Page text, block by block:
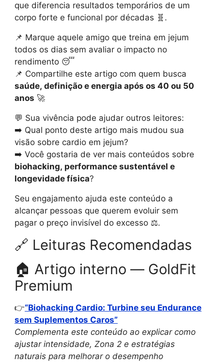
que diferencia resultados temporários de um
corpo forte e funcional por décadas 🧬.
📌 Marque aquele amigo que treina em jejum
todos os dias sem avaliar o impacto no
rendimento 😴
📌 Compartilhe este artigo com quem busca
saúde, definição e energia após os 40 ou 50
anos 🚀
💬 Sua vivência pode ajudar outros leitores:
➡️ Qual ponto deste artigo mais mudou sua
visão sobre cardio em jejum?
➡️ Você gostaria de ver mais conteúdos sobre
biohacking, performance sustentável e
longevidade física?
Seu engajamento ajuda este conteúdo a
alcançar pessoas que querem evoluir sem
pagar o preço invisível do excesso ⚖️.
🔗 Leituras Recomendadas
🏠 Artigo interno — GoldFit
Premium
👉“Biohacking Cardio: Turbine seu Endurance
sem Suplementos Caros”
Complementa este conteúdo ao explicar como
ajustar intensidade, Zona 2 e estratégias
naturais para melhorar o desempenho